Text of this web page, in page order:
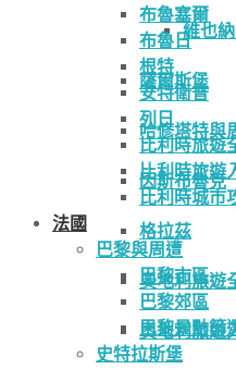
維也
薩爾斯堡
哈修塔特與
因斯布魯克
格拉茲
奧地利旅遊
奧地利旅遊
布魯塞爾
布魯日
根特
安特衛普
列日
比利時旅遊
比利時旅遊
比利時城市
法國
巴黎與周遭
巴黎市區
巴黎郊區
巴黎景點篩
史特拉斯堡